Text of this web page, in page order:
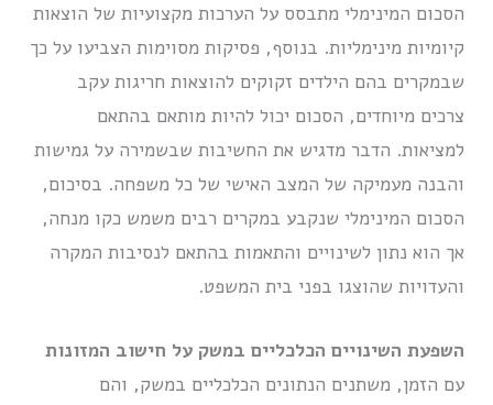
הסכום המינימלי מתבסס על הערכות מקצועיות של הוצאות
קיומיות מינימליות. בנוסף, פסיקות מסוימות הצביעו על כך
שבמקרים בהם הילדים זקוקים להוצאות חריגות עקב
צרכים מיוחדים, הסכום יכול להיות מותאם בהתאם
למציאות. הדבר מדגיש את החשיבות שבשמירה על גמישות
והבנה מעמיקה של המצב האישי של כל משפחה. בסיכום,
הסכום המינימלי שנקבע במקרים רבים משמש כקו מנחה,
אך הוא נתון לשינויים והתאמות בהתאם לנסיבות המקרה
והעדויות שהוצגו בפני בית המשפט.
השפעת השינויים הכלכליים במשק על חישוב המזונות
עם הזמן, משתנים הנתונים הכלכליים במשק, והם